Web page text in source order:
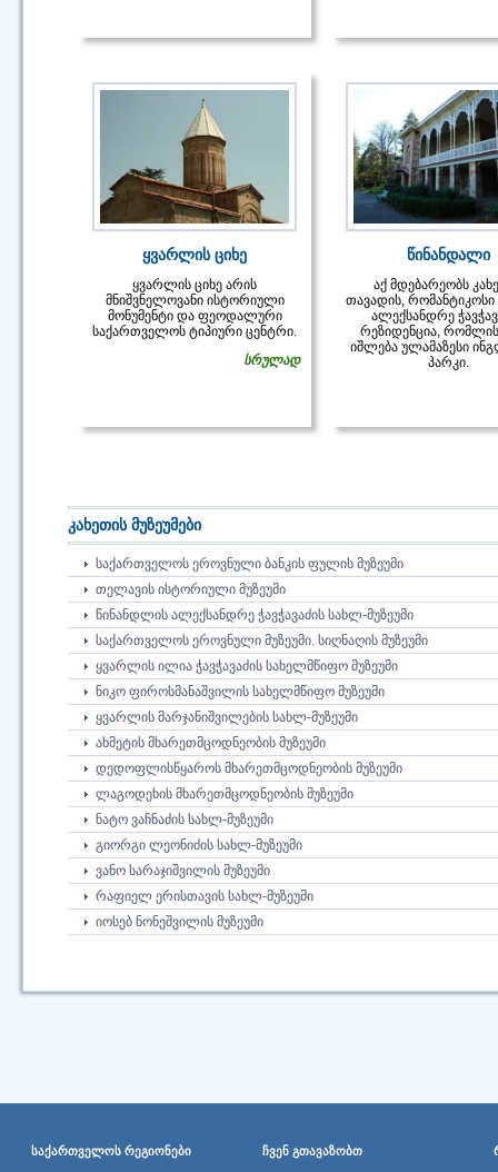
ყვარლის ციხე
ყვარლის ციხე არის
მნიშვნელოვანი ისტორიული
მონუმენტი და ფეოდალური
საქართველოს ტიპიური ცენტრი.
სრულად
წინანდალი
აქ მდებარეობს
თავადის, რომანტიკოსი
ალექსანდრე
რეზიდენცია, რომლის
იშლება ულამაზესი
პარკი.
კახეთის მუზეუმები
ᲡᲐᲥᲐᲠᲗᲕᲔᲚᲝᲡ ᲔᲠᲝᲕᲜᲣᲚᲘ ᲑᲐᲜᲙᲘᲡ ᲤᲣᲚᲘᲡ ᲛᲣᲖᲔᲣᲛᲘ
ᲗᲔᲚᲐᲕᲘᲡ ᲘᲡᲢᲝᲠᲘᲣᲚᲘ ᲛᲣᲖᲔᲣᲛᲘ
ᲬᲘᲜᲐᲜᲓᲚᲘᲡ ᲐᲚᲔᲥᲡᲐᲜᲓᲠᲔ ᲭᲐᲕᲭᲐᲕᲐᲫᲘᲡ ᲡᲐᲮᲚ-ᲛᲣᲖᲔᲣᲛᲘ
ᲡᲐᲥᲐᲠᲗᲕᲔᲚᲝᲡ ᲔᲠᲝᲕᲜᲣᲚᲘ ᲛᲣᲖᲔᲣᲛᲘ. ᲡᲘᲦᲜᲐᲦᲘᲡ ᲛᲣᲖᲔᲣᲛᲘ
ᲧᲕᲐᲠᲚᲘᲡ ᲘᲚᲘᲐ ᲭᲐᲕᲭᲐᲕᲐᲫᲘᲡ ᲡᲐᲮᲔᲚᲛᲬᲘᲤᲝ ᲛᲣᲖᲔᲣᲛᲘ
ᲜᲘᲙᲝ ᲤᲘᲠᲝᲡᲛᲐᲜᲐᲨᲕᲘᲚᲘᲡ ᲡᲐᲮᲔᲚᲛᲬᲘᲤᲝ ᲛᲣᲖᲔᲣᲛᲘ
ᲧᲕᲐᲠᲚᲘᲡ ᲛᲐᲠᲯᲐᲜᲘᲨᲕᲘᲚᲔᲑᲘᲡ ᲡᲐᲮᲚ-ᲛᲣᲖᲔᲣᲛᲘ
ᲐᲮᲛᲔᲢᲘᲡ ᲛᲮᲐᲠᲔᲗᲛᲪᲝᲓᲜᲔᲝᲑᲘᲡ ᲛᲣᲖᲔᲣᲛᲘ
ᲓᲔᲓᲝᲤᲚᲘᲡᲬᲧᲐᲠᲝᲡ ᲛᲮᲐᲠᲔᲗᲛᲪᲝᲓᲜᲔᲝᲑᲘᲡ ᲛᲣᲖᲔᲣᲛᲘ
ᲚᲐᲒᲝᲓᲔᲮᲘᲡ ᲛᲮᲐᲠᲔᲗᲛᲪᲝᲓᲜᲔᲝᲑᲘᲡ ᲛᲣᲖᲔᲣᲛᲘ
ᲜᲐᲢᲝ ᲕᲐᲩᲜᲐᲫᲘᲡ ᲡᲐᲮᲚ-ᲛᲣᲖᲔᲣᲛᲘ
ᲒᲘᲝᲠᲒᲘ ᲚᲔᲝᲜᲘᲫᲘᲡ ᲡᲐᲮᲚ-ᲛᲣᲖᲔᲣᲛᲘ
ᲕᲐᲜᲝ ᲡᲐᲠᲐᲯᲘᲨᲕᲘᲚᲘᲡ ᲛᲣᲖᲔᲣᲛᲘ
ᲠᲐᲤᲘᲔᲚ ᲔᲠᲘᲡᲗᲐᲕᲘᲡ ᲡᲐᲮᲚ-ᲛᲣᲖᲔᲣᲛᲘ
ᲘᲝᲡᲔᲑ ᲜᲝᲜᲔᲨᲕᲘᲚᲘᲡ ᲛᲣᲖᲔᲣᲛᲘ
ᲡᲐᲥᲐᲠᲗᲕᲔᲚᲝᲡ ᲠᲔᲒᲘᲝᲜᲔᲑᲘ ᲩᲕᲔᲜ ᲒᲗᲐᲕᲐᲖᲝᲑᲗ